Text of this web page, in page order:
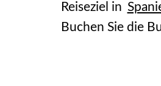
Reiseziel in
Buchen Sie die